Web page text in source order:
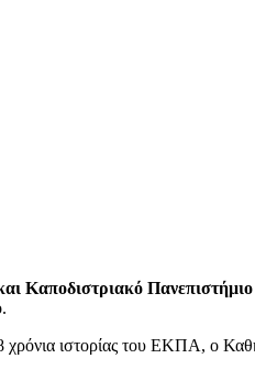
Καποδιστριακό
ιστορίας του ΕΚΠΑ, ο